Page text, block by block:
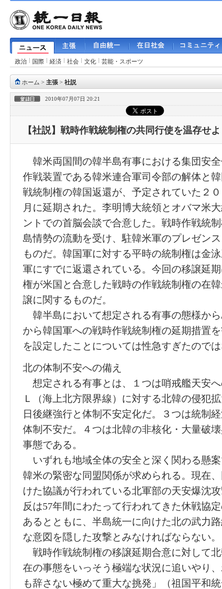
政治 国際 経済 社会 文化 芸能・スポーツ
ホーム > 主張> 社説
2010年07月07日 20:21
【社説】戦時作戦統制権の共同行使を温存せよ
韓米両国間の韓半島有事における集団安
作戦装置である韓米連合軍司令部の解体と
戦統制権の韓国返還が、予定されていた２
月に延期された。李明博大統領とオバマ米
ントでの首脳会談で合意した。戦時作戦統
島情勢の流動を受け、駐韓米軍のプレゼン
ものだ。韓国軍に対する平時の統制権は金
軍にすでに返還されている。今回の移譲延
権が米国と合意した戦時の作戦統制権の在
譲に関するものだ。
韓半島において想定される有事の態様か
から韓国軍への戦時作戦統制権の延期措置
を設定したことについては性急すぎたので
北の体制不安への備え
想定される有事とは、１つは哨戒艦天安
Ｌ（海上北方限界線）に対する北韓の侵犯
日後継強行と体制不安定化だ。３つは統制
体制不安だ。４つは北韓の非核化・大量破
事態である。
いずれも地域全体の安全と深く関わる懸
韓米の緊密な同盟関係が求められる。現在
けた協議が行われている北軍部の天安爆沈
反は57年間にわたって行われてきた休戦協
あるとともに、半島統一に向けた北の武力
な意図を隠した攻撃とみなければならない。
戦時作戦統制権の移譲延期合意に対して
在の事態をいっそう極端な状況に追いやり
も辞さない極めて重大な挑発」（祖国平和